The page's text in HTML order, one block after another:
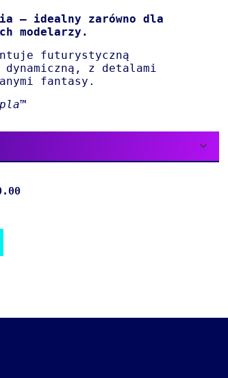
– idealny zarówno dla
modelarzy.
futurystyczną
z detalami
fantasy.